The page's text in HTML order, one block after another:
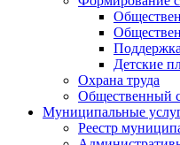
Детские
Охрана труда
Общественный
Муниципальные
Реестр